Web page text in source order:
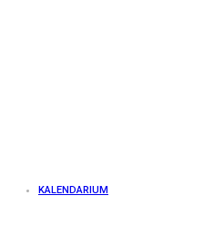
KALENDARIUM